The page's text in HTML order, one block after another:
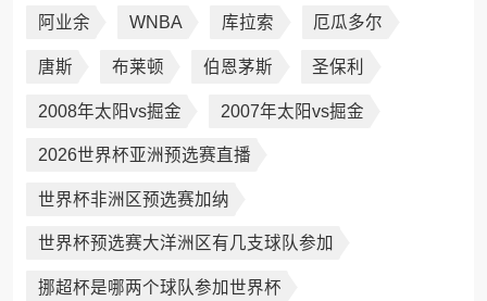
阿业余 WNBA 库拉索 厄瓜多尔
唐斯 布莱顿 伯恩茅斯 圣保利
2008年太阳vs掘金 2007年太阳vs掘金
2026世界杯亚洲预选赛直播
世界杯非洲区预选赛加纳
世界杯预选赛大洋洲区有几支球队参加
挪超杯是哪两个球队参加世界杯